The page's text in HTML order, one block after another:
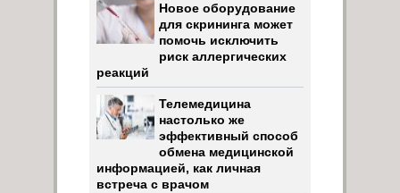
Новое оборудование
для скрининга может
помочь исключить
риск аллергических
реакций
Телемедицина
настолько же
эффективный способ
обмена медицинской
информацией, как личная
встреча с врачом